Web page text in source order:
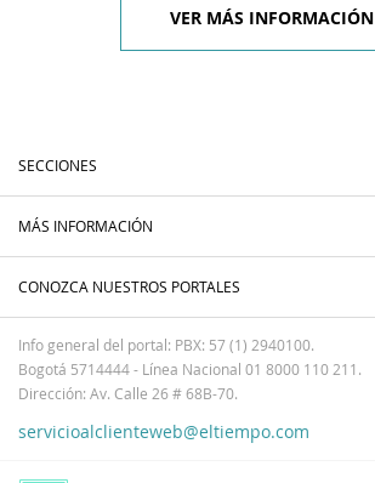
VER MÁS INFORMACIÓN
SECCIONES
MÁS INFORMACIÓN
CONOZCA NUESTROS PORTALES
Info general del portal: PBX: 57 (1) 2940100.
Bogotá 5714444 - Línea Nacional 01 8000 110 211.
Dirección: Av. Calle 26 # 68B-70.
servicioalclienteweb@eltiempo.com